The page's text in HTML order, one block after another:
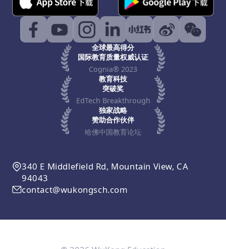
全球最高得分
国际教育质量权威认证
Cognia® 2023
教育科技
突破奖
EdTech Breakthrough
独家战略
赞助合作伙伴
哈佛中国教育论坛
340 E Middlefield Rd, Mountain View, CA
94043
contact@wukongsch.com